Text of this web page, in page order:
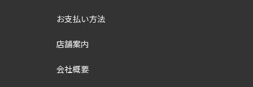
お支払い方法
店舗案内
会社概要